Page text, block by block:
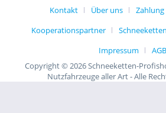
Kontakt Über uns
Kooperationspartner
Impressum
AGB
Copyright © 2026 Schneeketten-
Nutzfahrzeuge aller Art - Alle